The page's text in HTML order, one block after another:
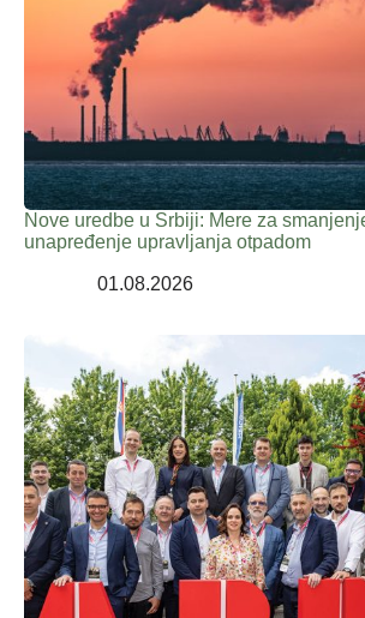
Nove uredbe u Srbiji: Mere za
unapređenje upravljanja otpadom
01.08.2026